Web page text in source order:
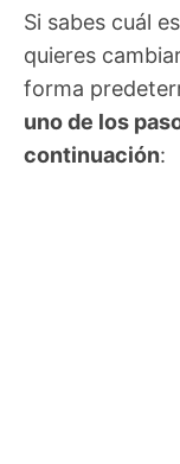
Si sabes cuál
quieres
forma
uno de los
continuación: